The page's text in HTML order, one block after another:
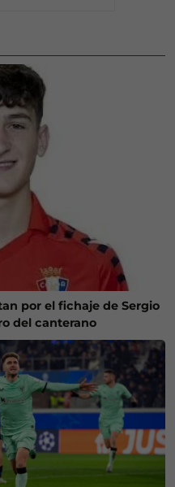
por el fichaje de Sergio
del canterano